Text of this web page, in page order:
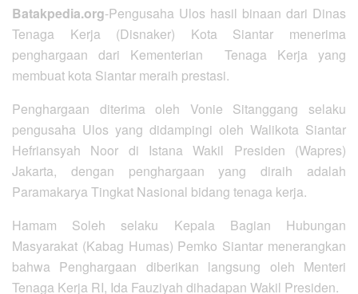
Batakpedia.org-Pengusaha Ulos hasil binaan dari Dinas
Tenaga Kerja (Disnaker) Kota Siantar menerima
penghargaan dari Kementerian Tenaga Kerja yang
membuat kota Siantar meraih prestasi.
Penghargaan diterima oleh Vonie Sitanggang selaku
pengusaha Ulos yang didampingi oleh Walikota Siantar
Hefriansyah Noor di Istana Wakil Presiden (Wapres)
Jakarta, dengan penghargaan yang diraih adalah
Paramakarya Tingkat Nasional bidang tenaga kerja.
Hamam Soleh selaku Kepala Bagian Hubungan
Masyarakat (Kabag Humas) Pemko Siantar menerangkan
bahwa Penghargaan diberikan langsung oleh Menteri
Tenaga Kerja RI, Ida Fauziyah dihadapan Wakil Presiden.